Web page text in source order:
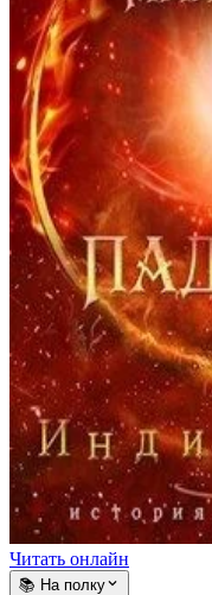
Читать онлайн
📚 На полку